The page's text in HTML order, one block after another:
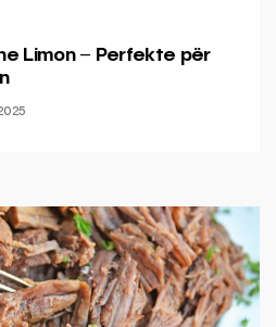
Limon – Perfekte për